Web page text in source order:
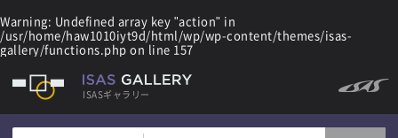
Warning: Undefined array key "action" in
/usr/home/haw1010iyt9d/html/wp/wp-content/themes/isas-
gallery/functions.php on line 157
ISASギャラリー